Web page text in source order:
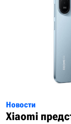
Новости
Xiaomi